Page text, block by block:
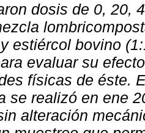
dosis de 0, 20,
estiércol bovino
evaluar su
físicas de éste.
se realizó en ene
alteración